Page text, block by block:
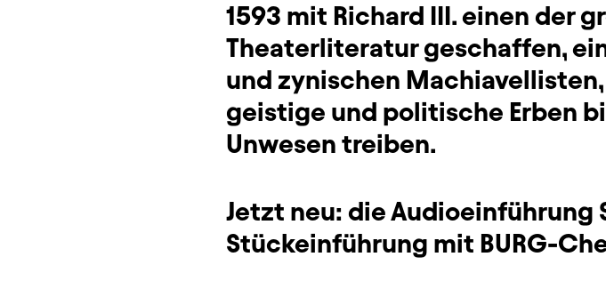
1593 mit Richard III. einen der
Theaterliteratur geschaffen,
und zynischen
geistige und politische Erben
Unwesen treiben.
Jetzt neu: die Audioeinführung
Stückeinführung mit BURG-